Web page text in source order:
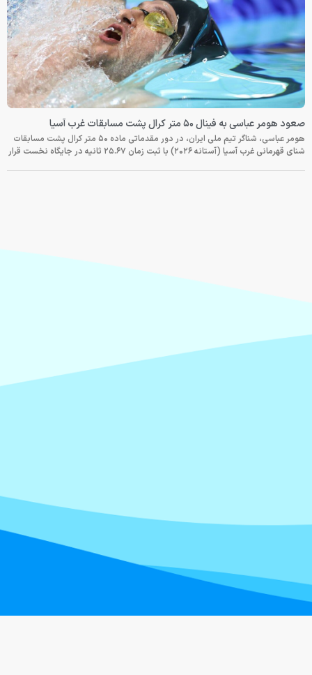
صعود هومر عباسی به فینال ۵۰ متر کرال پشت مسابقات غرب آسیا
هومر عباسی، شناگر تیم ملی ایران، در دور مقدماتی ماده ۵۰ متر کرال پشت مسابقات
شنای قهرمانی غرب آسیا (آستانه ۲۰۲۶) با ثبت زمان ۲۵.۶۷ ثانیه در جایگاه نخست قرار